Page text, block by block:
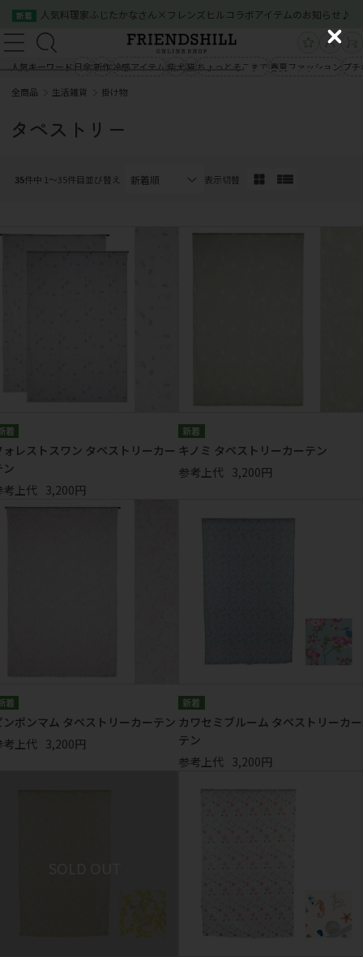
商品一覧
会社概要
新着 人気料理家ふじたかなさん×フレンズヒルコラボアイテムのお知らせ♪
人気キーワード 日傘 新作 冷感アイテム 柴犬猫 ちょっとそこまで 春夏ファッション プ
クイックオーダー
03-5534-0100
全商品 生活雑貨 掛け物
タペストリー
35件中 1〜35件目並び替え 表示切替
ォレストスワン タペストリーカー
ン
考上代 3,200円
キノミ タペストリーカーテン
参考上代 3,200円
ンポンマム タペストリーカーテン
考上代 3,200円
カワセミブルーム タペストリーカー
テン
参考上代 3,200円
C
l